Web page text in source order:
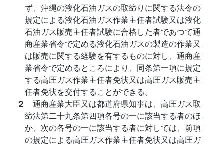
ず、沖縄の液化石油ガスの取締りに関する法令の
規定による液化石油ガス作業主任者試験又は液化
石油ガス販売主任者試験に合格した者であつて通
商産業省令で定める液化石油ガスの製造の作業又
は販売に関する経験を有するものに対し、通商産
業省令で定めるところにより、同条第一項に規定
する高圧ガス作業主任者免状又は高圧ガス販売主
任者免状を交付することができる。
２ 通商産業大臣又は都道府県知事は、高圧ガス取
締法第二十九条第四項各号の一に該当する者のほ
か、次の各号の一に該当する者に対しては、前項
の規定による高圧ガス作業主任者免状又は高圧ガ